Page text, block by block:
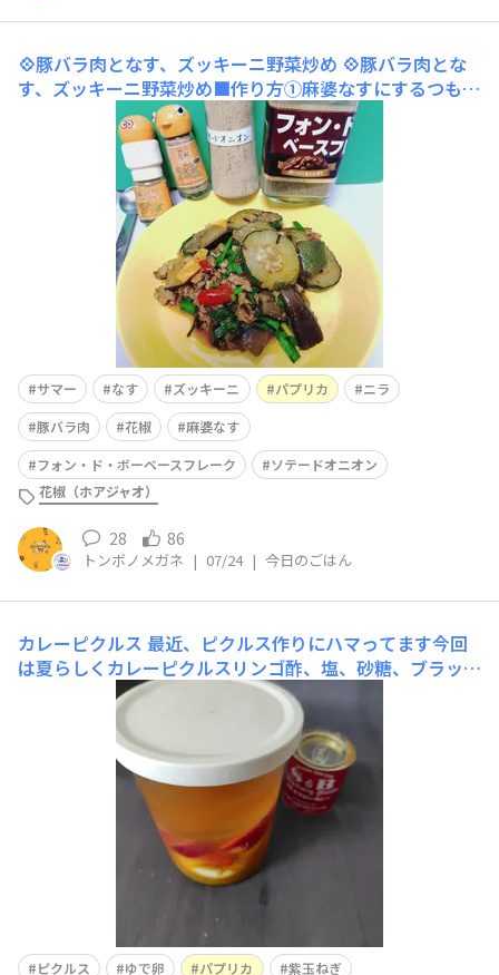
💠豚バラ肉となす、ズッキーニ野菜炒め 💠豚バラ肉とな
す、ズッキーニ野菜炒め■作り方①麻婆なすにするつもり
で豚バラ肉を手切りで細かく切って、なすを切ってレンチ
ンしニラも切る②ズッキーニを５〜６mm幅スライスして
オリーブオイルでじっくり焼いて塩、ガーリックグラニュ
ールを振りかけて皿に取り出す③豚肉を炒めて白ワインを
入れて強火でアルコール分を
サマー なす ズッキーニ パプリカ
ニラ
豚バラ肉
花椒
麻婆なす
フォン・ド・ボーベースフレーク
ソテードオニオン
花椒（ホアジャオ）
28 86
トンボノメガネ | 07/24 | 今日のごはん
カレーピクルス 最近、ピクルス作りにハマってます今回
は夏らしくカレーピクルスリンゴ酢、塩、砂糖、ブラック
ペッパー、ローリエ、カレー粉のピクルス液にゆで卵、パ
プリカ、紫玉ねぎつけましたやり方ご悪かったのか、カレ
ー粉が沈んでしまって、思ったよりカレーの味がしません
でしたが、美味しかったです
ピクルス ゆで卵 パプリカ
紫玉ねぎ